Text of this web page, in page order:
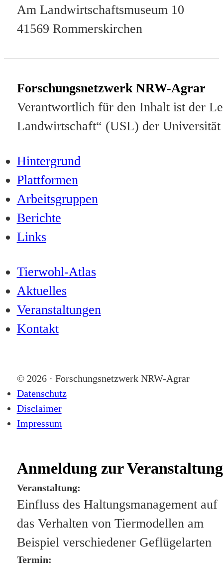
Am Landwirtschaftsmuseum 10
41569 Rommerskirchen
Forschungsnetzwerk NRW-Agrar
Verantwortlich für den Inhalt ist der
Landwirtschaft“ (USL) der
Hintergrund
Plattformen
Arbeitsgruppen
Berichte
Links
Tierwohl-Atlas
Aktuelles
Veranstaltungen
Kontakt
© 2026 · Forschungsnetzwerk NRW-Agrar
Datenschutz
Disclaimer
Impressum
Anmeldung zur Veranstaltung
Veranstaltung:
Einfluss des Haltungsmanagement auf
das Verhalten von Tiermodellen am
Beispiel verschiedener Geflügelarten
Termin: